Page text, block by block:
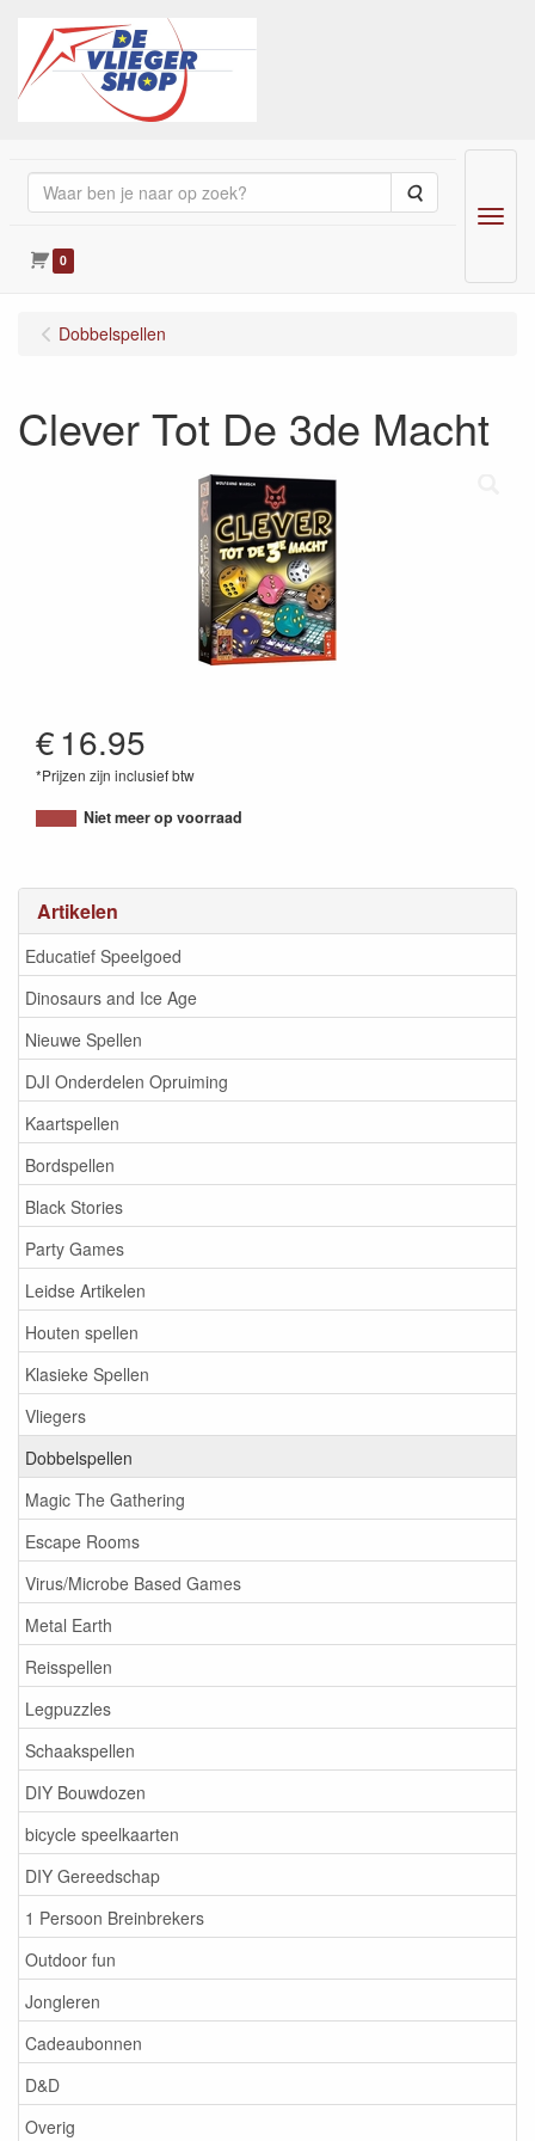
Zoeken
0
Menu
Artikelen
Educatief Speelgoed
Dinosaurs and Ice Age
Nieuwe Spellen
DJI Onderdelen Opruiming
Kaartspellen
Bordspellen
Black Stories
Party Games
Leidse Artikelen
Houten spellen
Klasieke Spellen
Vliegers
Dobbelspellen
Magic The Gathering
Escape Rooms
Virus/Microbe Based Games
Metal Earth
Reisspellen
Legpuzzles
Schaakspellen
DIY Bouwdozen
bicycle speelkaarten
DIY Gereedschap
1 Persoon Breinbrekers
Outdoor fun
Jongleren
Cadeaubonnen
D&D
Overig
Dobbelspellen
Clever Tot De 3de Macht
€16.95
*Prijzen zijn inclusief btw
8719214429881
Niet meer op voorraad